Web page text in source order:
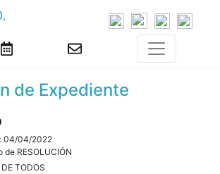
de Expediente
04/04/2022
de RESOLUCIÓN
TODOS